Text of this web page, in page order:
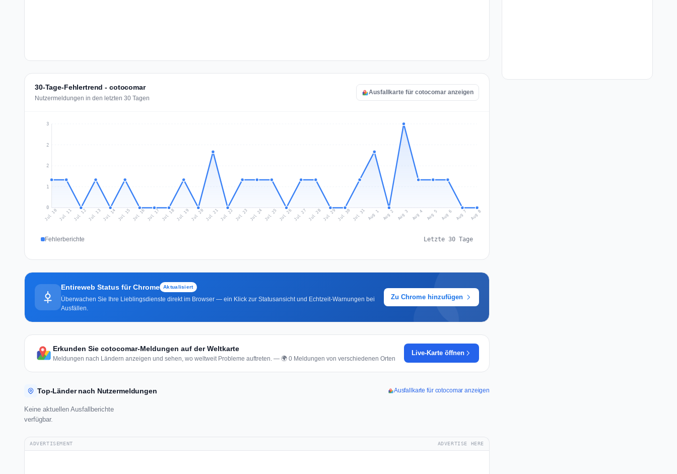
30-Tage-Fehlertrend - cotocomar
Nutzermeldungen in den letzten 30 Tagen
Ausfallkarte für cotocomar anzeigen
0
1
2
2
3
Jul 10 Jul 11Jul 12Jul 13 Jul 14 Jul 15 Jul 16 Jul 17 Jul 18Jul 19 Jul 20 Jul 21Jul 22 Jul 23 Jul 24 Jul 25 Jul 26Jul 27 Jul 28Jul 29 Jul 30 Jul 31 Aug 1 Aug 2 Aug 3 Aug 4 Aug 5 Aug 6 Aug 7 Aug 8
Fehlerberichte Letzte 30 Tage
Entireweb Status für Chrome Aktualisiert
Überwachen Sie Ihre Lieblingsdienste direkt im Browser — ein Klick zur Statusansicht und Echtzeit-Warnungen bei
Ausfällen.
Zu Chrome hinzufügen
Erkunden Sie cotocomar-Meldungen auf der Weltkarte
Meldungen nach Ländern anzeigen und sehen, wo weltweit Probleme auftreten. — 🌍 0 Meldungen von verschiedenen Orten
Live-Karte öffnen
Top-Länder nach Nutzermeldungen Ausfallkarte für cotocomar anzeigen
Keine aktuellen Ausfallberichte
verfügbar.
ADVERTISEMENT ADVERTISE HERE